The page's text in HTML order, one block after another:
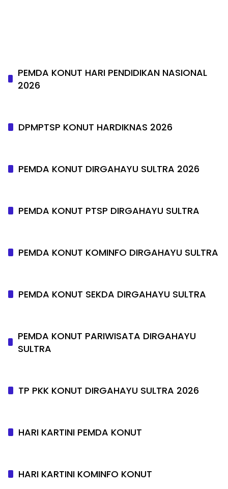
PEMDA KONUT HARI PENDIDIKAN NASIONAL
2026
DPMPTSP KONUT HARDIKNAS 2026
PEMDA KONUT DIRGAHAYU SULTRA 2026
PEMDA KONUT PTSP DIRGAHAYU SULTRA
PEMDA KONUT KOMINFO DIRGAHAYU SULTRA
PEMDA KONUT SEKDA DIRGAHAYU SULTRA
PEMDA KONUT PARIWISATA DIRGAHAYU
SULTRA
TP PKK KONUT DIRGAHAYU SULTRA 2026
HARI KARTINI PEMDA KONUT
HARI KARTINI KOMINFO KONUT